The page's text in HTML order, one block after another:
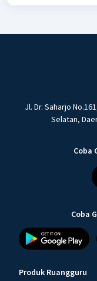
Jl. Dr. Saharjo
Selatan,
Coba
Coba
Produk Ruangguru